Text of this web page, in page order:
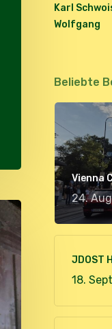
Karl
Wolfgang
Beliebte
Vienna
24.
JDOST
18.